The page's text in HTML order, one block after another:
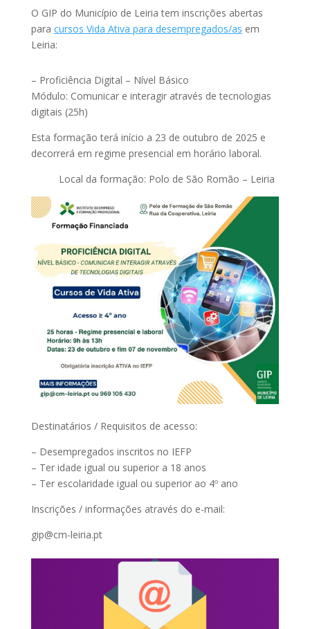
O GIP do Município de Leiria tem inscrições abertas
para cursos Vida Ativa para desempregados/as em
Leiria:
– Proficiência Digital – Nível Básico
Módulo: Comunicar e interagir através de tecnologias
digitais (25h)
Esta formação terá início a 23 de outubro de 2025 e
decorrerá em regime presencial em horário laboral.
Local da formação: Polo de São Romão – Leiria
Destinatários / Requisitos de acesso:
– Desempregados inscritos no IEFP
– Ter idade igual ou superior a 18 anos
– Ter escolaridade igual ou superior ao 4º ano
Inscrições / informações através do e-mail:
gip@cm-leiria.pt